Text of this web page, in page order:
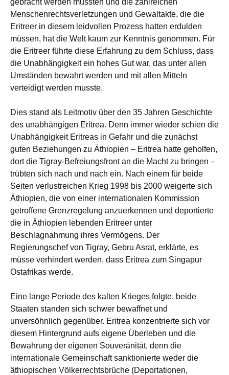
gebracht werden mussten und die zahlreichen
Menschenrechtsverletzungen und Gewaltakte, die die
Eritreer in diesem leidvollen Prozess hatten erdulden
müssen, hat die Welt kaum zur Kenntnis genommen. Für
die Eritreer führte diese Erfahrung zu dem Schluss, dass
die Unabhängigkeit ein hohes Gut war, das unter allen
Umständen bewahrt werden und mit allen Mitteln
verteidigt werden musste.
Dies stand als Leitmotiv über den 35 Jahren Geschichte
des unabhängigen Eritrea. Denn immer wieder schien die
Unabhängigkeit Eritreas in Gefahr und die zunächst
guten Beziehungen zu Äthiopien – Eritrea hatte geholfen,
dort die Tigray-Befreiungsfront an die Macht zu bringen –
trübten sich nach und nach ein. Nach einem für beide
Seiten verlustreichen Krieg 1998 bis 2000 weigerte sich
Äthiopien, die von einer internationalen Kommission
getroffene Grenzregelung anzuerkennen und deportierte
die in Äthiopien lebenden Eritreer unter
Beschlagnahmung ihres Vermögens. Der
Regierungschef von Tigray, Gebru Asrat, erklärte, es
müsse verhindert werden, dass Eritrea zum Singapur
Ostafrikas werde.
Eine lange Periode des kalten Krieges folgte, beide
Staaten standen sich schwer bewaffnet und
unversöhnlich gegenüber. Eritrea konzentrierte sich vor
diesem Hintergrund aufs eigene Überleben und die
Bewahrung der eigenen Souveränität, denn die
internationale Gemeinschaft sanktionierte weder die
äthiopischen Völkerrechtsbrüche (Deportationen,